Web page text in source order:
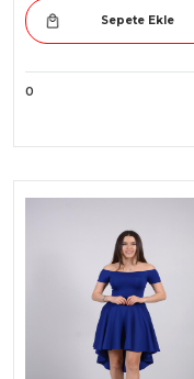
Sepete Ekle
0